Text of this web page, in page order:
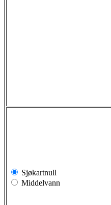
Sjøkartnull
Middelvann